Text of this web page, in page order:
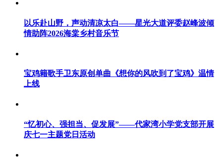
以乐赴山野，声动清凉太白——星光大道评委赵峰波倾
情助阵2026海棠乡村音乐节
宝鸡籍歌手卫东原创单曲《想你的风吹到了宝鸡》温情
上线
“忆初心、强担当、促发展”——代家湾小学党支部开展
庆七一主题党日活动